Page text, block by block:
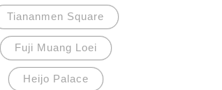
Tiananmen Square
Fuji Muang Loei
Heijo Palace